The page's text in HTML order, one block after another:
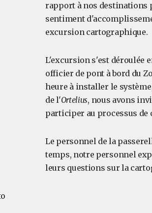
rapport à nos destinations
sentiment
excursion cartographique.
L'excursion s'est déroulée
officier de pont à bord du
heure à installer le
de l'Ortelius, nous avons
participer au processus de
Le personnel de la
temps, notre personnel
leurs questions sur la